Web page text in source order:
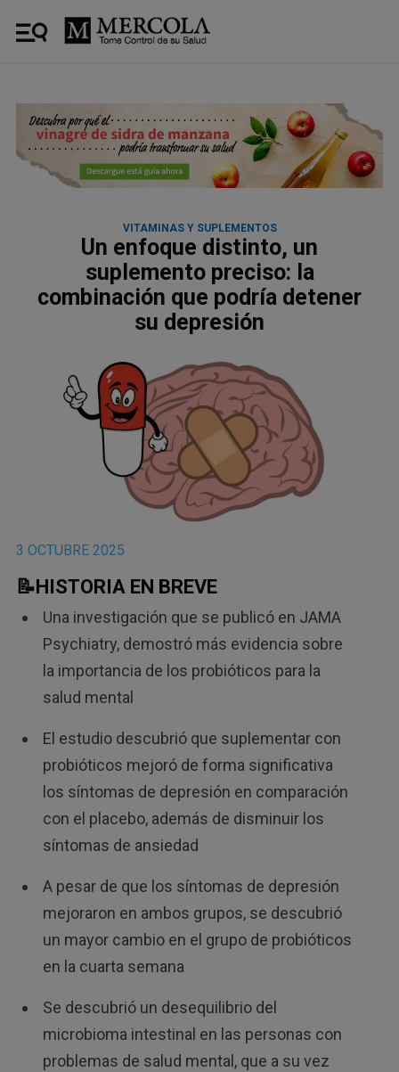
VITAMINAS Y SUPLEMENTOS
Un enfoque distinto, un
suplemento preciso: la
combinación que podría detener
su depresión
3 OCTUBRE 2025
📝HISTORIA EN BREVE
Una investigación que se publicó en JAMA
Psychiatry, demostró más evidencia sobre
la importancia de los probióticos para la
salud mental
El estudio descubrió que suplementar con
probióticos mejoró de forma significativa
los síntomas de depresión en comparación
con el placebo, además de disminuir los
síntomas de ansiedad
A pesar de que los síntomas de depresión
mejoraron en ambos grupos, se descubrió
un mayor cambio en el grupo de probióticos
en la cuarta semana
Se descubrió un desequilibrio del
microbioma intestinal en las personas con
problemas de salud mental, que a su vez